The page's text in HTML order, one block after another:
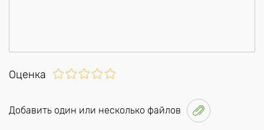
Оценка
Добавить один или несколько файлов